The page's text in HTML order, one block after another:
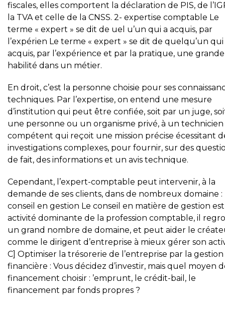
fiscales, elles comportent la déclaration de PIS, de
la TVA et celle de la CNSS. 2- expertise comptable Le
terme « expert » se dit de uel u’un qui a acquis, par
l’expérien Le terme « expert » se dit de quelqu’un qui
acquis, par l’expérience et par la pratique, une grande
habilité dans un métier.
En droit, c’est la personne choisie pour ses
techniques. Par l’expertise, on entend une mesure
d’institution qui peut être confiée, soit par un juge,
une personne ou un organisme privé, à un technicien
compétent qui reçoit une mission précise écessitant
investigations complexes, pour fournir, sur des
de fait, des informations et un avis technique.
Cependant, l’expert-comptable peut intervenir, à la
demande de ses clients, dans de nombreux domaine :
conseil en gestion Le conseil en matière de gestion
activité dominante de la profession comptable, il
un grand nombre de domaine, et peut aider le
comme le dirigent d’entreprise à mieux gérer son
C] Optimiser la trésorerie de l’entreprise par la gestion
financière : Vous décidez d’investir, mais quel moyen
financement choisir : ’emprunt, le crédit-bail, le
financement par fonds propres ?